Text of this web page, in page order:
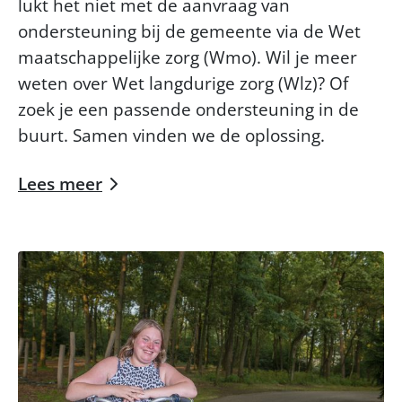
lukt het niet met de aanvraag van
ondersteuning bij de gemeente via de Wet
maatschappelijke zorg (Wmo). Wil je meer
weten over Wet langdurige zorg (Wlz)? Of
zoek je een passende ondersteuning in de
buurt. Samen vinden we de oplossing.
Lees meer